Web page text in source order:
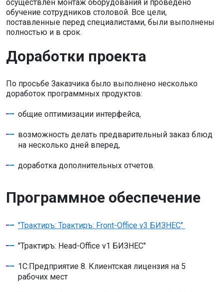
осуществлен монтаж оборудования и проведено
обучение сотрудников столовой. Все цели,
поставленные перед специалистами, были выполнены
полностью и в срок.
Доработки проекта
По просьбе Заказчика было выполнено несколько
доработок программных продуктов:
общие оптимизации интерфейса,
возможность делать предварительный заказ блюд
на несколько дней вперед,
доработка дополнительных отчетов.
Программное обеспечение
"Трактиръ: Трактиръ: Front-Office v3 БИЗНЕС"
"Трактиръ: Head-Office v1 БИЗНЕС"
1С:Предприятие 8. Клиентская лицензия на 5
рабочих мест